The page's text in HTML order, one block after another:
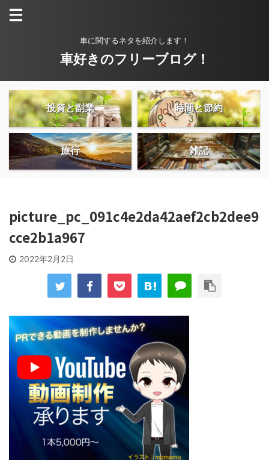
車に関するネタを紹介します！
車好きのフリーブログ！
投資と副業 時間と節約
旅行 雑記
picture_pc_091c4e2da42aef2cb2dee9
cce2b1a967
2022年2月2日